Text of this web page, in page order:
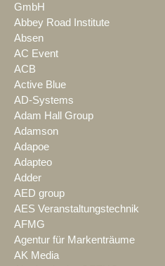
GmbH
Abbey Road Institute
Absen
AC Event
ACB
Active Blue
AD-Systems
Adam Hall Group
Adamson
Adapoe
Adapteo
Adder
AED group
AES Veranstaltungstechnik
AFMG
Agentur für Markenträume
AK Media